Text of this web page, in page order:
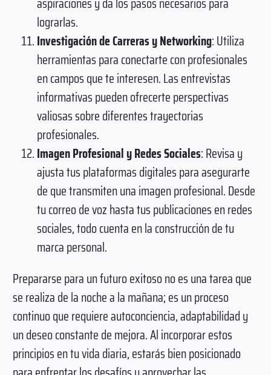
lograrlas.
Investigación de Carreras y Networking: Utiliza
herramientas para conectarte con profesionales
en campos que te interesen. Las entrevistas
informativas pueden ofrecerte perspectivas
valiosas sobre diferentes trayectorias
profesionales.
Imagen Profesional y Redes Sociales: Revisa y
ajusta tus plataformas digitales para asegurarte
de que transmiten una imagen profesional. Desde
tu correo de voz hasta tus publicaciones en redes
sociales, todo cuenta en la construcción de tu
marca personal.
Prepararse para un futuro exitoso no es una tarea que
se realiza de la noche a la mañana; es un proceso
continuo que requiere autoconciencia, adaptabilidad y
un deseo constante de mejora. Al incorporar estos
principios en tu vida diaria, estarás bien posicionado